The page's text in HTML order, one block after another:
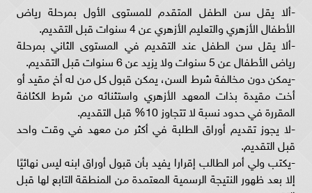
-ألا يقل سن الطفل المتقدم للمستوى الأول بمرحلة رياض
الأطفال الأزهري والتعليم الأزهري عن 4 سنوات قبل التقديم.
-ألا يقل سن الطفل عند التقديم في المستوى الثاني بمرحلة
رياض الأطفال عن 5 سنوات ولا يزيد عن 6 سنوات قبل التقديم.
-يمكن دون مخالفة شرط السن، يمكن قبول كل من له أخ مقيد أو
أخت مقيدة بذات المعهد الأزهري واستثنائه من شرط الكثافة
المقررة في حدود نسبة لا تتجاوز 10% قبل التقديم.
-لا يجوز تقديم أوراق الطلبة في أكثر من معهد في وقت واحد
قبل التقديم.
-يكتب ولي أمر الطالب إقرارا يفيد بأن قبول أوراق ابنه ليس نهائيًا
إلا بعد ظهور النتيجة الرسمية المعتمدة من المنطقة التابع لها قبل